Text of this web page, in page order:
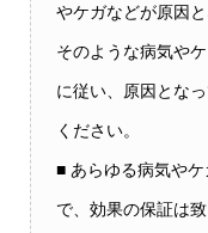
やケガなどが原因
そのような病気や
に従い、原因とな
ください。
■ あらゆる病気や
で、効果の保証は